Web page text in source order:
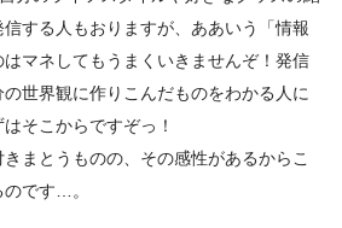
する人もおりますが、ああいう「情報
マネしてもうまくいきませんぞ！発信
世界観に作りこんだものをわかる人に
そこからですぞっ！
まとうものの、その感性があるからこ
です…。